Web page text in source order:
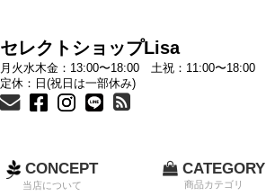
セレクトショップLisa
月火水木金：13:00〜18:00 土祝：11:00〜18:00
定休：日(祝日は一部休み)
CONCEPT
当店について
CATEGORY
商品カテゴリ